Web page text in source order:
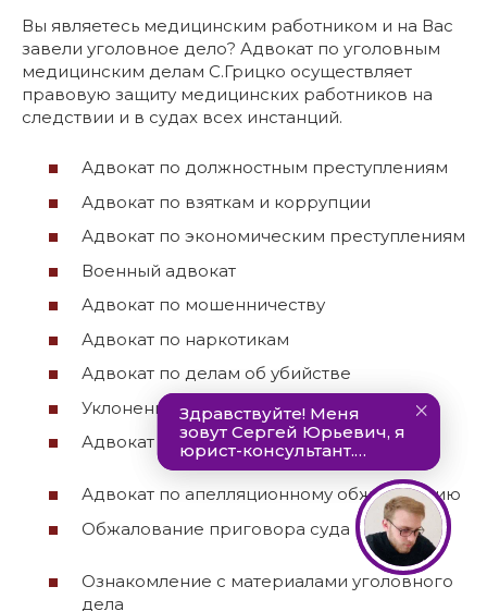
Вы являетесь медицинским работником и на Вас
завели уголовное дело? Адвокат по уголовным
медицинским делам С.Грицко осуществляет
правовую защиту медицинских работников на
следствии и в судах всех инстанций.
Адвокат по должностным преступлениям
Адвокат по взяткам и коррупции
Адвокат по экономическим преступлениям
Военный адвокат
Адвокат по мошенничеству
Адвокат по наркотикам
Адвокат по делам об убийстве
Уклонение от уплаты налогов
Адвокат по 208 УК РФ
Адвокат по апелляционному обжалованию
Обжалование приговора суда
Ознакомление с материалами уголовного
дела